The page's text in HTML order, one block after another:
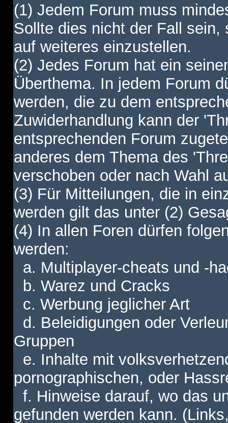
(1) Jedem Forum muss
Sollte dies nicht der Fall
auf weiteres einzustellen.
(2) Jedes Forum hat ein
Überthema. In jedem Forum
werden, die zu dem
Zuwiderhandlung kann der
entsprechenden Forum
anderes dem Thema des
verschoben oder nach Wahl
(3) Für Mitteilungen, die in
werden gilt das unter (2)
(4) In allen Foren dürfen
werden:
a. Multiplayer-cheats und -
b. Warez und Cracks
c. Werbung jeglicher Art
d. Beleidigungen oder
Gruppen
e. Inhalte mit
pornographischen, oder
f. Hinweise darauf, wo das
gefunden werden kann.